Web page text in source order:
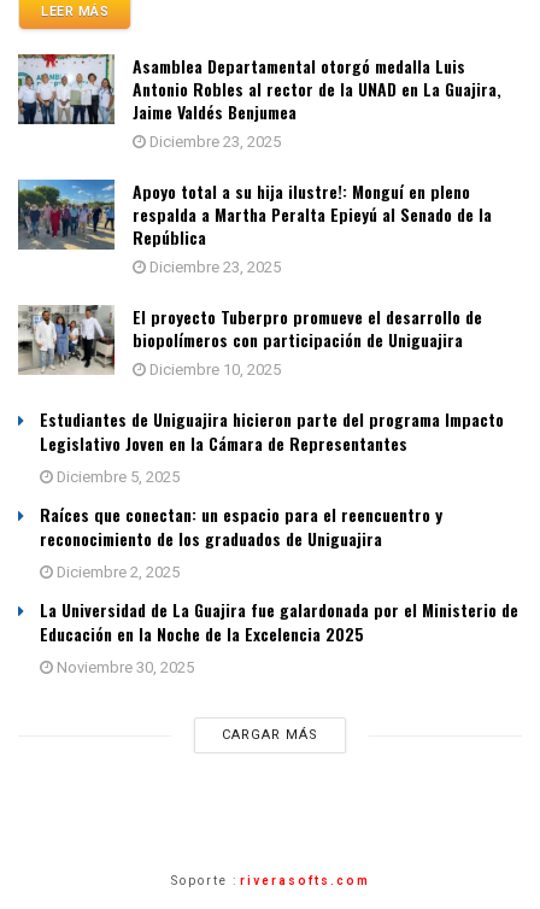
LEER MÁS
Asamblea Departamental otorgó medalla Luis
Antonio Robles al rector de la UNAD en La Guajira,
Jaime Valdés Benjumea
Diciembre 23, 2025
Apoyo total a su hija ilustre!: Monguí en pleno
respalda a Martha Peralta Epieyú al Senado de la
República
Diciembre 23, 2025
El proyecto Tuberpro promueve el desarrollo de
biopolímeros con participación de Uniguajira
Diciembre 10, 2025
Estudiantes de Uniguajira hicieron parte del programa Impacto
Legislativo Joven en la Cámara de Representantes
Diciembre 5, 2025
Raíces que conectan: un espacio para el reencuentro y
reconocimiento de los graduados de Uniguajira
Diciembre 2, 2025
La Universidad de La Guajira fue galardonada por el Ministerio de
Educación en la Noche de la Excelencia 2025
Noviembre 30, 2025
CARGAR MÁS
Soporte : riverasofts.com